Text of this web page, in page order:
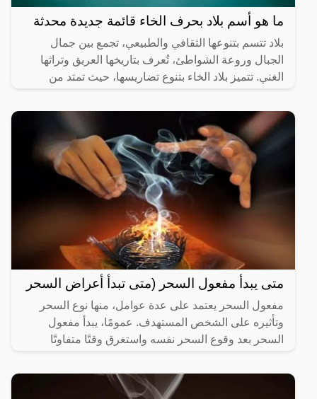
ما هو أسم بلاد بحرف الخاء قائمة جديدة محدثة
بلاد تتسم بتنوعها الثقافي والطبيعي، تجمع بين جمال
الجبال وروعة الشواطئ، تُعرف بتاريخها العريق وتراثها
الغني. تتميز بلاد الخاء بتنوع تضاريسها، حيث تمتد من
متى يبدأ مفعول السحر (متى تبدأ أعراض السحر
مفعول السحر يعتمد على عدة عوامل، منها نوع السحر
وتأثيره على الشخص المستهدف. عمومًا، يبدأ مفعول
السحر بعد وقوع السحر نفسه واستغرق وقتًا متفاوتًا